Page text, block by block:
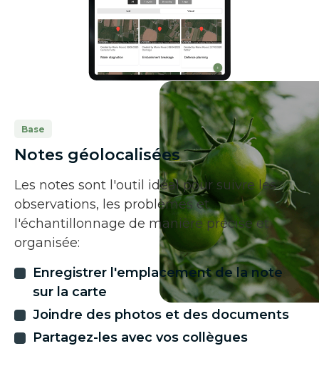
Base
Notes géolocalisées
Les notes sont l'outil idéal pour suivre les
observations, les problèmes et
l'échantillonnage de manière précise et
organisée:
Enregistrer l'emplacement de la note
sur la carte
Joindre des photos et des documents
Partagez-les avec vos collègues